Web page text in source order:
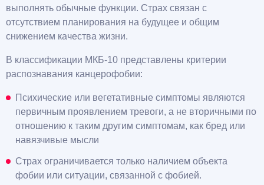
выполнять обычные функции. Страх связан с
отсутствием планирования на будущее и общим
снижением качества жизни.
В классификации МКБ-10 представлены критерии
распознавания канцерофобии:
Психические или вегетативные симптомы являются
первичным проявлением тревоги, а не вторичными по
отношению к таким другим симптомам, как бред или
навязчивые мысли
Страх ограничивается только наличием объекта
фобии или ситуации, связанной с фобией.